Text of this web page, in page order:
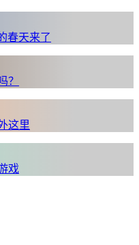
春天来了
？
这里
戏